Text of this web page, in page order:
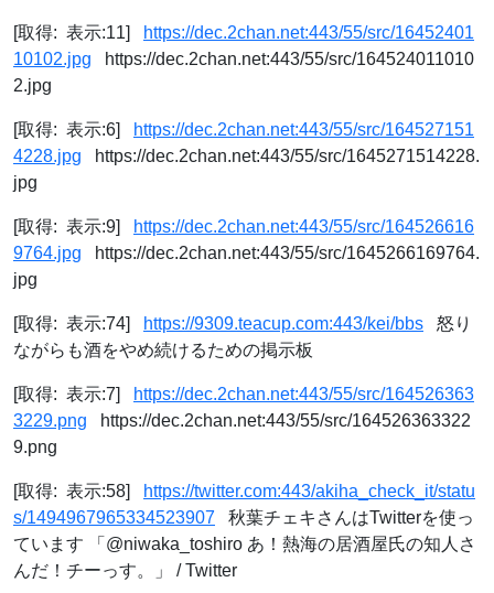
[取得: 表示:11]
https://dec.2chan.net:443/55/src/16452401
10102.jpg https://dec.2chan.net:443/55/src/164524011010
2.jpg
[取得: 表示:6]
https://dec.2chan.net:443/55/src/164527151
4228.jpg https://dec.2chan.net:443/55/src/1645271514228.
jpg
[取得: 表示:9]
https://dec.2chan.net:443/55/src/164526616
9764.jpg https://dec.2chan.net:443/55/src/1645266169764.
jpg
[取得: 表示:74] https://9309.teacup.com:443/kei/bbs 怒り
ながらも酒をやめ続けるための掲示板
[取得: 表示:7]
https://dec.2chan.net:443/55/src/164526363
3229.png https://dec.2chan.net:443/55/src/164526363322
9.png
[取得: 表示:58]
https://twitter.com:443/akiha_check_it/statu
s/1494967965334523907 秋葉チェキさんはTwitterを使っ
ています 「@niwaka_toshiro あ！熱海の居酒屋氏の知人さ
んだ！チーっす。」 / Twitter